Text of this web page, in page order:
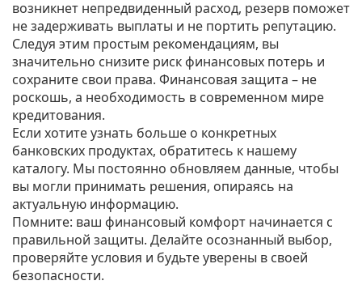
возникнет непредвиденный расход, резерв поможет
не задерживать выплаты и не портить репутацию.
Следуя этим простым рекомендациям, вы
значительно снизите риск финансовых потерь и
сохраните свои права. Финансовая защита – не
роскошь, а необходимость в современном мире
кредитования.
Если хотите узнать больше о конкретных
банковских продуктах, обратитесь к нашему
каталогу. Мы постоянно обновляем данные, чтобы
вы могли принимать решения, опираясь на
актуальную информацию.
Помните: ваш финансовый комфорт начинается с
правильной защиты. Делайте осознанный выбор,
проверяйте условия и будьте уверены в своей
безопасности.